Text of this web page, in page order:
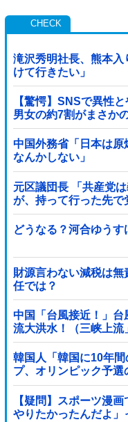
滝沢秀明社長、熊本
けて行きたい」
【驚愕】SNSで異性
男女の約7割がまさか
w w w w
中国外務省「日本は
なんかしない」
元区議団長 「共産党
が、持って行った先
党「事実ではありませ
どうなる？河合ゆうす
財源言わない減税は
任では？
中国「台風接近！」
流大洪水！（三峡上流
峡ダム「緊急放流（
声」→
韓国人「韓国に10年
プ、オリンピック予選
裁を海外メディアが報
【疑問】スポーツ漫
やりたかったんだよ